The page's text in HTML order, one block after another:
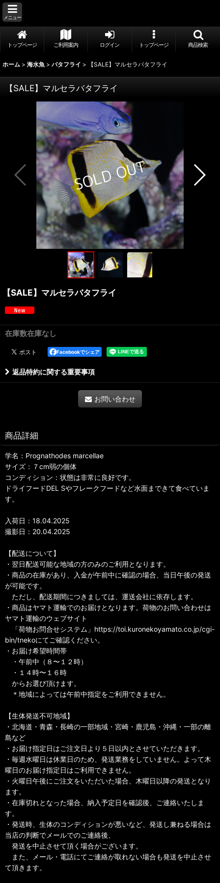
メニュー
トップページ ご利用案内 ログイン トップページ 商品検索
ホーム > 海水魚 > バタフライ > 【SALE】マルセラバタフライ
【SALE】マルセラバタフライ
【SALE】マルセラバタフライ
在庫数在庫なし
Facebookでシェア
返品特約に関する重要事項
お問い合わせ
商品詳細
学名：Prognathodes marcellae
サイズ：７cm弱の個体
コンディション：状態は非常に良好です。
ドライフードDEL Sやフレークフードなど水面まできて食べていま
す。
入荷日：18.04.2025
撮影日：20.04.2025
【配送について】
・翌日配送可能な地域の方のみのご利用となります。
・商品の在庫があり、入金が午前中に確認の場合、当日午後の発送
が可能です。
ただし、配送期間につきましては、運送会社に依存します。
・商品はヤマト運輸でのお届けとなります。荷物のお問い合わせは
ヤマト運輸のウェブサイト
「荷物お問合せシステム」https://toi.kuronekoyamato.co.jp/cgi-
bin/tnekoにてご確認ください。
・お届け希望時間帯
・午前中（８〜１２時）
・１４時〜１６時
からお選び頂けます。
＊地域によっては午前中指定をご利用できません。
【生体発送不可地域】
・北海道・青森・長崎の一部地域・宮崎・鹿児島・沖縄・一部の離
島など
・お届け指定日はご注文日より５日以内とさせていただきます。
・毎週水曜日は休業日のため、発送業務をしていません。よって木
曜日のお届け指定日はご利用できません。
・火曜日午後にご注文をいただいた場合、木曜日以降の発送となり
ます。
・在庫切れとなった場合、納入予定日を確認後、ご連絡いたしま
す。
・発送時、生体のコンディションが悪いなど、発送し兼ねる場合は
当店の判断でメールでのご連絡後、
発送を中止させて頂く場合がございます。
また、メール・電話にてご連絡が取れない場合も発送を中止させ
て頂きます。